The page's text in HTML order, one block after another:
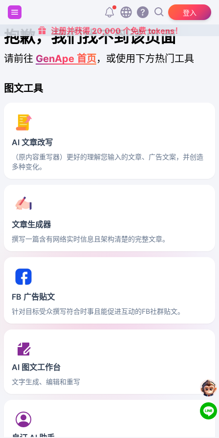
登入
注册并获得 20,000 个免费 tokens！
抱歉，我们找不到该页面
请前往 GenApe 首页，或使用下方热门工具
图文工具
AI 文章改写
（原内容重写器）更好的理解您输入的文章、广告文案，并创造
多种变化。
文章生成器
撰写一篇含有网络实时信息且架构清楚的完整文章。
FB 广告贴文
针对目标受众撰写符合时事且能促进互动的FB社群贴文。
AI 图文工作台
文字生成、编辑和重写